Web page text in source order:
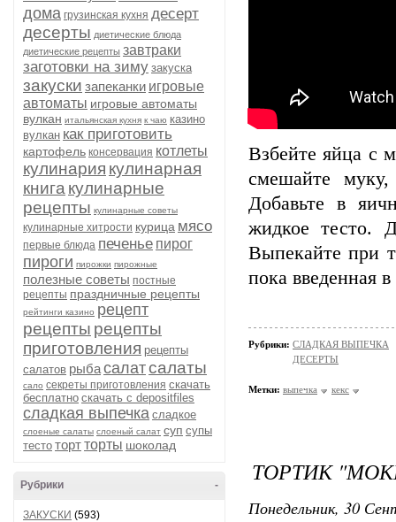
дома грузинская кухня десерт
десерты диетические блюда
диетические рецепты завтраки
заготовки на зиму закуска
закуски запеканки игровые
автоматы игровые автоматы
вулкан итальянская кухня к чаю казино
вулкан как приготовить
картофель консервация котлеты
кулинария кулинарная
книга кулинарные
рецепты кулинарные советы
кулинарные хитрости курица мясо
первые блюда печенье пирог
пироги пирожки пирожные
полезные советы постные
рецепты праздничные рецепты
рейтинги казино рецепт
рецепты рецепты
приготовления рецепты
салатов рыбасалатсалаты
сало секреты приготовления скачать
бесплатно скачать с depositfiles
сладкая выпечка сладкое
слоеные салаты слоеный салат суп супы
тесто тортторты шоколад
-
Рубрики
ЗАКУСКИ (593)
Взбейте яйца с
смешайте
Добавьте в
жидкое тесто.
Выпекайте при
пока введенная
Рубрики: СЛАДКАЯ ВЫПЕЧКА
ДЕСЕРТЫ
Метки: выпечка кекс
ТОРТИК
Понедельник, 30